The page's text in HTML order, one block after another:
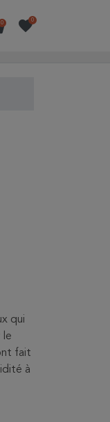
0 favorite0
qui
le
fait
à